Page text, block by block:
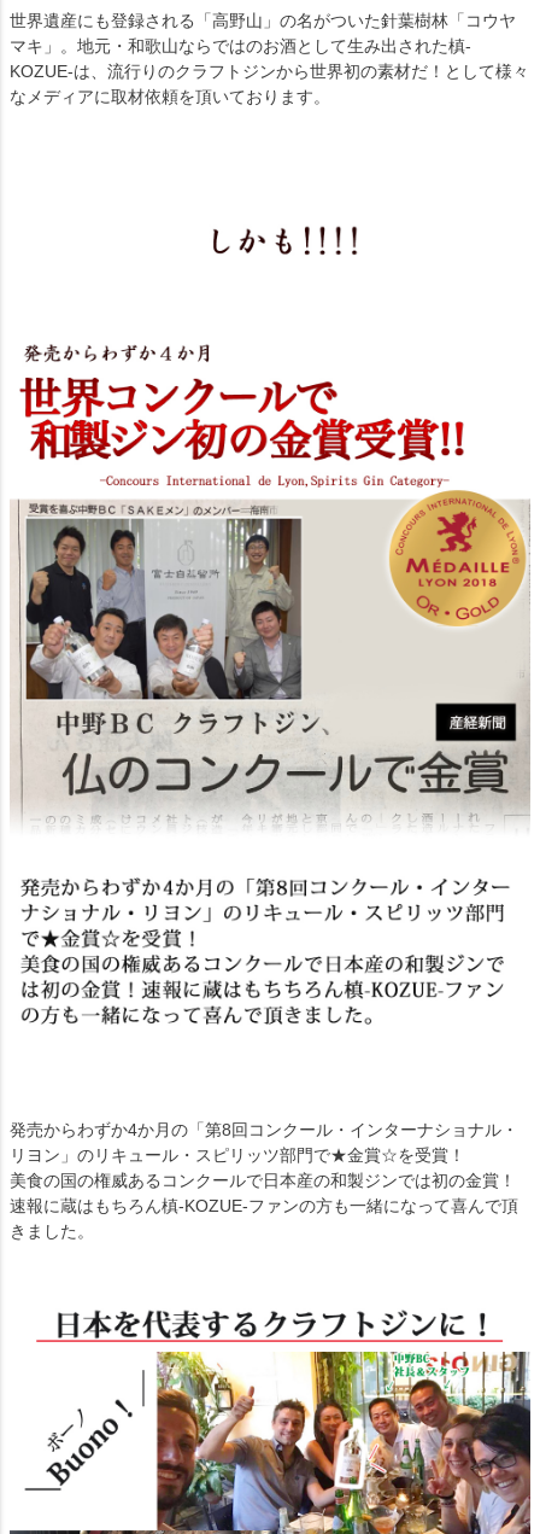
世界遺産にも登録される「高野山」の名がついた針葉樹林「コウヤ
マキ」。地元・和歌山ならではのお酒として生み出された槙-
KOZUE-は、流行りのクラフトジンから世界初の素材だ！として様々
なメディアに取材依頼を頂いております。
発売からわずか4か月の「第8回コンクール・インターナショナル・
リヨン」のリキュール・スピリッツ部門で★金賞☆を受賞！
美食の国の権威あるコンクールで日本産の和製ジンでは初の金賞！
速報に蔵はもちろん槙-KOZUE-ファンの方も一緒になって喜んで頂
きました。